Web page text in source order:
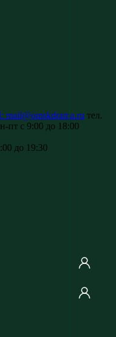
mail@omskdrama.ru тел.
пт с 9:00 до 18:00
до 19:30